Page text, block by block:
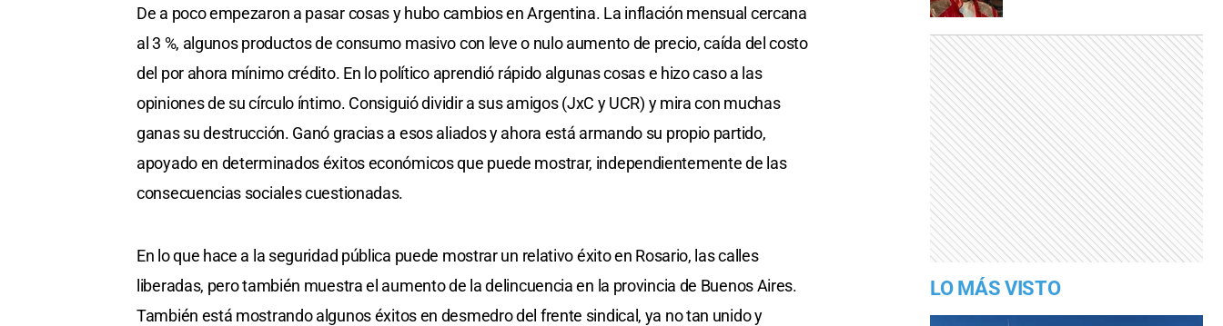
De a poco empezaron a pasar cosas y hubo cambios en Argentina. La inflación mensual cercana
al 3 %, algunos productos de consumo masivo con leve o nulo aumento de precio, caída del costo
del por ahora mínimo crédito. En lo político aprendió rápido algunas cosas e hizo caso a las
opiniones de su círculo íntimo. Consiguió dividir a sus amigos (JxC y UCR) y mira con muchas
ganas su destrucción. Ganó gracias a esos aliados y ahora está armando su propio partido,
apoyado en determinados éxitos económicos que puede mostrar, independientemente de las
consecuencias sociales cuestionadas.
En lo que hace a la seguridad pública puede mostrar un relativo éxito en Rosario, las calles
liberadas, pero también muestra el aumento de la delincuencia en la provincia de Buenos Aires.
También está mostrando algunos éxitos en desmedro del frente sindical, ya no tan unido y
LO MÁS VISTO